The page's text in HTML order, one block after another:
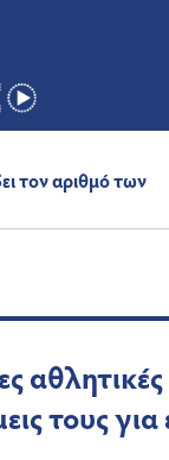
τον αριθμό των
τους